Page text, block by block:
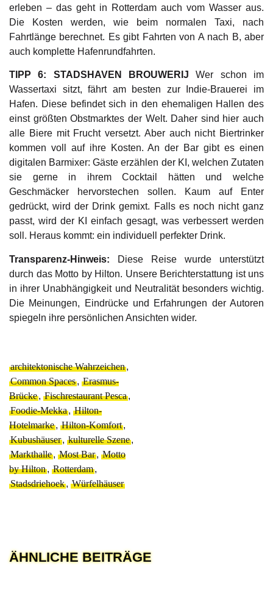
erleben – das geht in Rotterdam auch vom Wasser aus.
Die Kosten werden, wie beim normalen Taxi, nach
Fahrtlänge berechnet. Es gibt Fahrten von A nach B, aber
auch komplette Hafenrundfahrten.
TIPP 6: STADSHAVEN BROUWERIJ Wer schon im
Wassertaxi sitzt, fährt am besten zur Indie-Brauerei im
Hafen. Diese befindet sich in den ehemaligen Hallen des
einst größten Obstmarktes der Welt. Daher sind hier auch
alle Biere mit Frucht versetzt. Aber auch nicht Biertrinker
kommen voll auf ihre Kosten. An der Bar gibt es einen
digitalen Barmixer: Gäste erzählen der KI, welchen Zutaten
sie gerne in ihrem Cocktail hätten und welche
Geschmäcker hervorstechen sollen. Kaum auf Enter
gedrückt, wird der Drink gemixt. Falls es noch nicht ganz
passt, wird der KI einfach gesagt, was verbessert werden
soll. Heraus kommt: ein individuell perfekter Drink.
Transparenz-Hinweis: Diese Reise wurde unterstützt
durch das Motto by Hilton. Unsere Berichterstattung ist uns
in ihrer Unabhängigkeit und Neutralität besonders wichtig.
Die Meinungen, Eindrücke und Erfahrungen der Autoren
spiegeln ihre persönlichen Ansichten wider.
architektonische Wahrzeichen,
Common Spaces, Erasmus-
Brücke, Fischrestaurant Pesca,
Foodie-Mekka, Hilton-
Hotelmarke, Hilton-Komfort,
Kubushäuser, kulturelle Szene,
Markthalle, Most Bar, Motto
by Hilton, Rotterdam,
Stadsdriehoek, Würfelhäuser
ÄHNLICHE BEITRÄGE